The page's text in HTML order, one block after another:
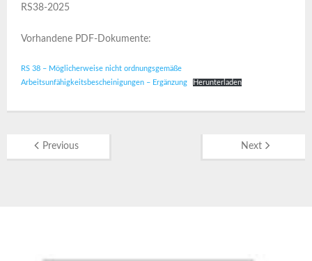
RS38-2025
Vorhandene PDF-Dokumente:
RS 38 – Möglicherweise nicht ordnungsgemäße
Arbeitsunfähigkeitsbescheinigungen – Ergänzung
Herunterladen
Previous Next